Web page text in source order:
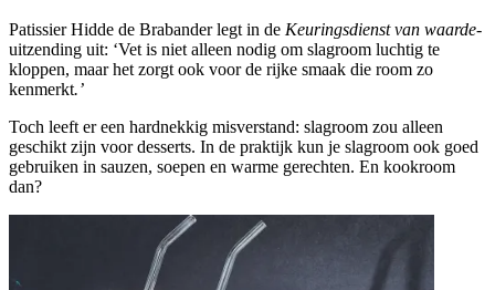
Patissier Hidde de Brabander legt in de Keuringsdienst van waarde-
uitzending uit: ‘Vet is niet alleen nodig om slagroom luchtig te
kloppen, maar het zorgt ook voor de rijke smaak die room zo
kenmerkt.’
Toch leeft er een hardnekkig misverstand: slagroom zou alleen
geschikt zijn voor desserts. In de praktijk kun je slagroom ook goed
gebruiken in sauzen, soepen en warme gerechten. En kookroom
dan?